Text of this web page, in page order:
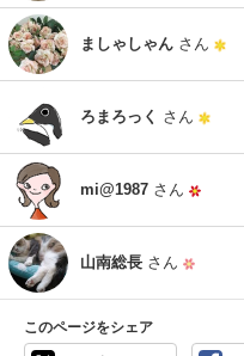
ましゃしゃん さん
ろまろっく さん
mi@1987 さん
山南総長 さん
このページをシェア